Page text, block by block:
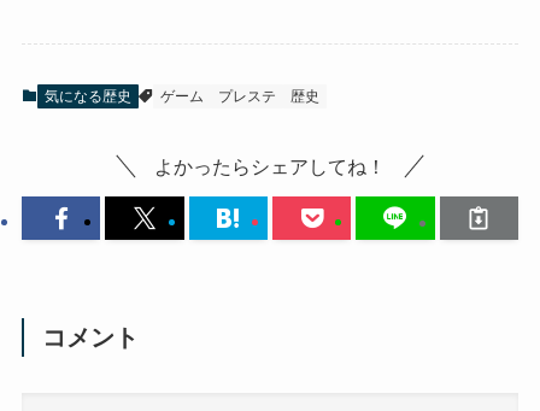
気になる歴史 ゲーム プレステ 歴史
よかったらシェアしてね！
コメント